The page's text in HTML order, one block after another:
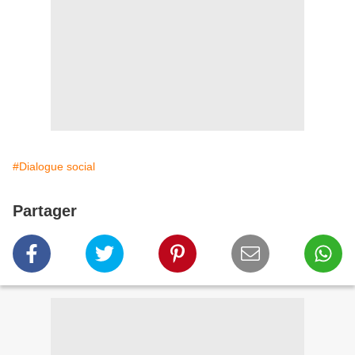
#Dialogue social
Partager